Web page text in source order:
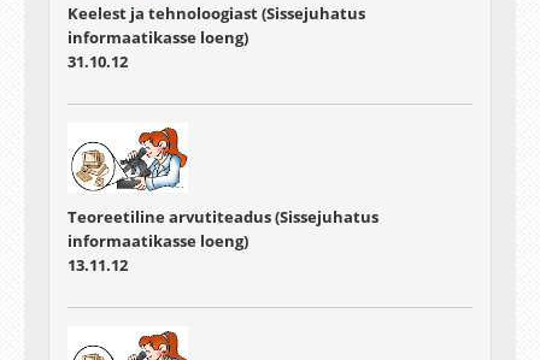
Keelest ja tehnoloogiast (Sissejuhatus
informaatikasse loeng)
31.10.12
Teoreetiline arvutiteadus (Sissejuhatus
informaatikasse loeng)
13.11.12